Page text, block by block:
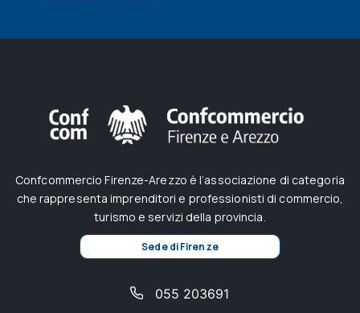
Confcommercio Firenze-Arezzo è l’associazione di categoria
che rappresenta imprenditori e professionisti di commercio,
turismo e servizi della provincia.
Sede di Firenze
055 203691